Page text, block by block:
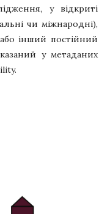
у відкриті
чи міжнародні),
інший постійний
у метаданих